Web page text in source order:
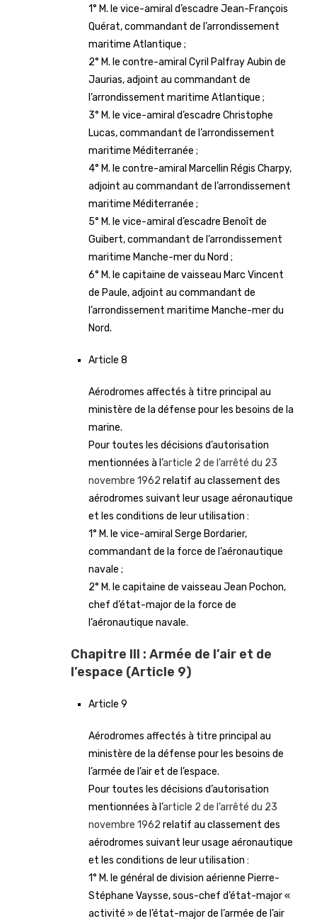
1° M. le vice-amiral d’escadre Jean-François
Quérat, commandant de l’arrondissement
maritime Atlantique ;
2° M. le contre-amiral Cyril Palfray Aubin de
Jaurias, adjoint au commandant de
l’arrondissement maritime Atlantique ;
3° M. le vice-amiral d’escadre Christophe
Lucas, commandant de l’arrondissement
maritime Méditerranée ;
4° M. le contre-amiral Marcellin Régis Charpy,
adjoint au commandant de l’arrondissement
maritime Méditerranée ;
5° M. le vice-amiral d’escadre Benoît de
Guibert, commandant de l’arrondissement
maritime Manche-mer du Nord ;
6° M. le capitaine de vaisseau Marc Vincent
de Paule, adjoint au commandant de
l’arrondissement maritime Manche-mer du
Nord.
Article 8
Aérodromes affectés à titre principal au
ministère de la défense pour les besoins de la
marine.
Pour toutes les décisions d’autorisation
mentionnées à l’article 2 de l’arrêté du 23
novembre 1962 relatif au classement des
aérodromes suivant leur usage aéronautique
et les conditions de leur utilisation :
1° M. le vice-amiral Serge Bordarier,
commandant de la force de l’aéronautique
navale ;
2° M. le capitaine de vaisseau Jean Pochon,
chef d’état-major de la force de
l’aéronautique navale.
Chapitre III : Armée de l’air et de
l’espace (Article 9)
Article 9
Aérodromes affectés à titre principal au
ministère de la défense pour les besoins de
l’armée de l’air et de l’espace.
Pour toutes les décisions d’autorisation
mentionnées à l’article 2 de l’arrêté du 23
novembre 1962 relatif au classement des
aérodromes suivant leur usage aéronautique
et les conditions de leur utilisation :
1° M. le général de division aérienne Pierre-
Stéphane Vaysse, sous-chef d’état-major «
activité » de l’état-major de l’armée de l’air